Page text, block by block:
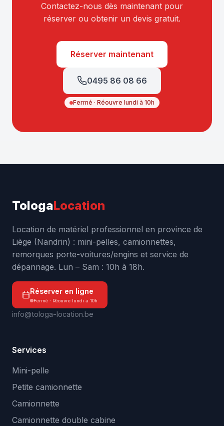
Contactez-nous dès maintenant pour
réserver ou obtenir un devis gratuit.
Réserver maintenant
0495 86 08 66
Fermé · Réouvre lundi à 10h
TologaLocation
Location de matériel professionnel en province de
Liège (Nandrin) : mini-pelles, camionnettes,
remorques porte-voitures/engins et service de
dépannage. Lun – Sam : 10h à 18h.
Réserver en ligne
Fermé · Réouvre lundi à 10h
info@tologa-location.be
Services
Mini-pelle
Petite camionnette
Camionnette
Camionnette double cabine